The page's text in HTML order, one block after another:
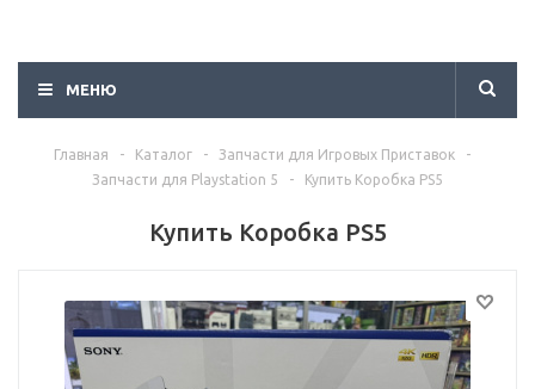
МЕНЮ
Главная - Каталог - Запчасти для Игровых Приставок
-
Запчасти для Playstation 5
- Купить Коробка PS5
Купить Коробка PS5